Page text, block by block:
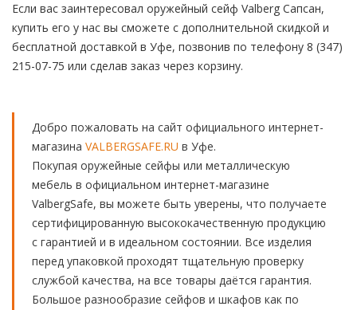
Если вас заинтересовал оружейный сейф Valberg Сапсан,
купить его у нас вы сможете с дополнительной скидкой и
бесплатной доставкой в Уфе, позвонив по телефону 8 (347)
215-07-75 или сделав заказ через корзину.
Добро пожаловать на сайт официального интернет-
магазина VALBERGSAFE.RU в Уфе.
Покупая оружейные сейфы или металлическую
мебель в официальном интернет-магазине
ValbergSafe, вы можете быть уверены, что получаете
сертифицированную высококачественную продукцию
с гарантией и в идеальном состоянии. Все изделия
перед упаковкой проходят тщательную проверку
службой качества, на все товары даётся гарантия.
Большое разнообразие сейфов и шкафов как по